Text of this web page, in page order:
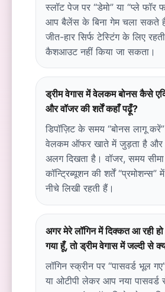
स्लॉट पेज पर “डेमो” या “प्ले फॉर
आप बैलेंस के बिना गेम चला सकते
जीत-हार सिर्फ टेस्टिंग के लिए
कैशआउट नहीं किया जा सकता।
ड्रीम वेगास में वेलकम बोनस कैसे
और वॉजर की शर्तें कहाँ पढ़ूँ?
डिपॉज़िट के समय “बोनस लागू
वेलकम ऑफर खाते में जुड़ता है और
अलग दिखता है। वॉजर, समय
कॉन्ट्रिब्यूशन की शर्तें
नीचे लिखी रहती हैं।
अगर मेरे लॉगिन में दिक्कत आ रही हो
गया हूँ, तो ड्रीम वेगास में जल्दी से
लॉगिन स्क्रीन पर “पासवर्ड भूल
या ओटीपी लेकर आप नया